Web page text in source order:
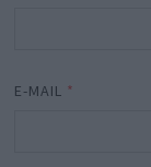
E-MAIL *